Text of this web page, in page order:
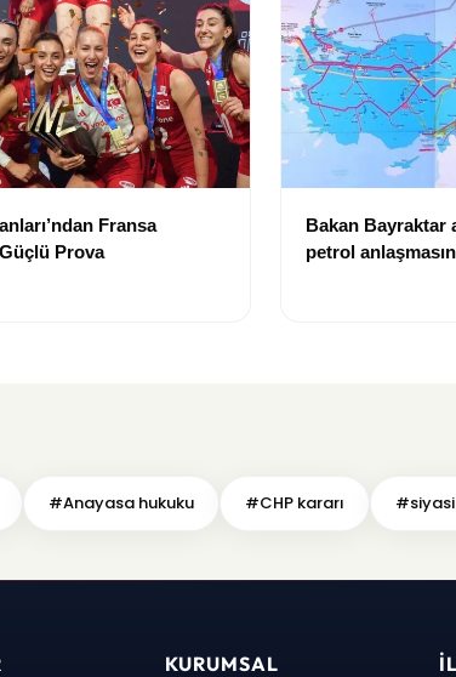
Fransa
Prova
Bakan Bayraktar
petrol
#Anayasa hukuku #CHP kararı
KURUMSAL